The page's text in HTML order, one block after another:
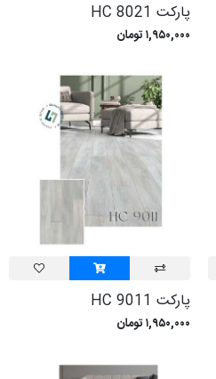
پارکت HC 8021
۱,۹۵۰,۰۰۰ تومان
پارکت HC 9011
۱,۹۵۰,۰۰۰ تومان